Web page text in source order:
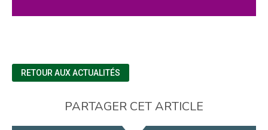
RETOUR AUX ACTUALITÉS
PARTAGER CET ARTICLE